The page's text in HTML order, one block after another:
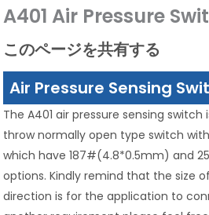
A401 Air Pressure
このページを共有する
Air Pressure Sensing
The A401 air pressure sensing switch
throw normally open type switch
which have 187#(4.8*0.5mm) and
options. Kindly remind that the size
direction is for the application to